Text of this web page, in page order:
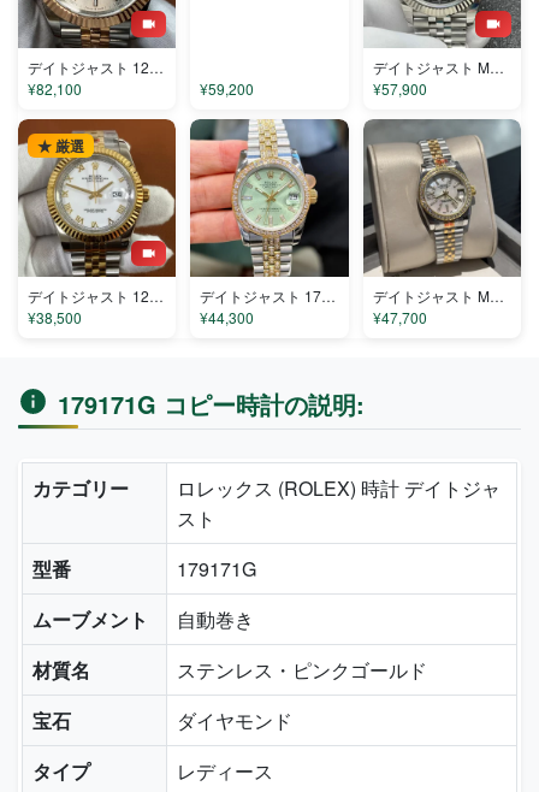
デイトジャスト 126331-1 コピー
¥82,100
¥59,200
デイトジャスト M126334-0014 コピー
¥57,900
★ 厳選
デイトジャスト 126333-001 コピー
¥38,500
デイトジャスト 179212 コピー
¥44,300
デイトジャスト M820112 コピー
¥47,700
179171G コピー時計の説明:
カテゴリー
ロレックス (ROLEX) 時計 デイトジャ
スト
型番
179171G
ムーブメント
自動巻き
材質名
ステンレス・ピンクゴールド
宝石
ダイヤモンド
タイプ
レディース